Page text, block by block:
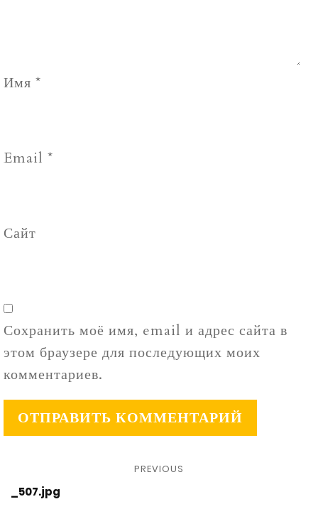
Имя *
Email *
Сайт
Сохранить моё имя, email и адрес сайта в
этом браузере для последующих моих
комментариев.
PREVIOUS
_507.jpg